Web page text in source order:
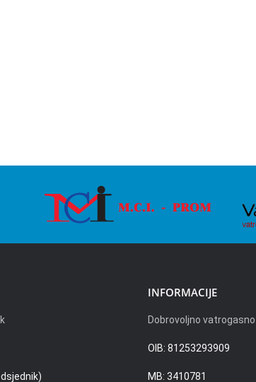
INFORMACIJE
Dobrovoljno
OIB: 81253293909
MB: 3410781